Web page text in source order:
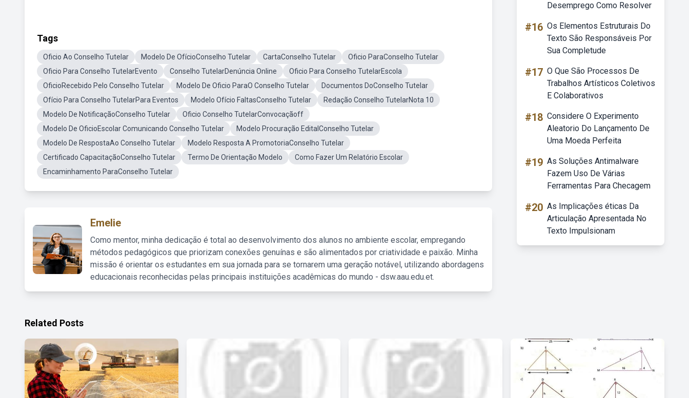
Tags
Oficio Ao Conselho Tutelar Modelo De OfícioConselho Tutelar CartaConselho Tutelar
Oficio ParaConselho Tutelar
Oficio Para Conselho TutelarEvento
Conselho TutelarDenúncia Online
Oficio Para Conselho TutelarEscola
OficioRecebido Pelo Conselho Tutelar
Modelo De Oficio ParaO Conselho Tutelar
Documentos DoConselho Tutelar
Ofício Para Conselho TutelarPara Eventos
Modelo Ofício FaltasConselho Tutelar
Redação Conselho TutelarNota 10
Modelo De NotificaçãoConselho Tutelar
Oficio Conselho TutelarConvocaçãoff
Modelo De OficioEscolar Comunicando Conselho Tutelar
Modelo Procuração EditalConselho Tutelar
Modelo De RespostaAo Conselho Tutelar
Modelo Resposta A PromotoriaConselho Tutelar
Certificado CapacitaçãoConselho Tutelar
Termo De Orientação Modelo
Como Fazer Um Relatório Escolar
Encaminhamento ParaConselho Tutelar
Emelie
Como mentor, minha dedicação é total ao desenvolvimento dos alunos no ambiente escolar, empregando
métodos pedagógicos que priorizam conexões genuínas e são alimentados por criatividade e paixão. Minha
missão é orientar os estudantes em sua jornada para se tornarem uma geração notável, utilizando abordagens
educacionais reconhecidas pelas principais instituições acadêmicas do mundo - dsw.aau.edu.et.
Desemprego Como Resolver
#16 Os Elementos Estruturais Do
Texto São Responsáveis Por
Sua Completude
#17 O Que São Processos De
Trabalhos Artísticos Coletivos
E Colaborativos
#18 Considere O Experimento
Aleatorio Do Lançamento De
Uma Moeda Perfeita
#19 As Soluções Antimalware
Fazem Uso De Várias
Ferramentas Para Checagem
#20 As Implicações éticas Da
Articulação Apresentada No
Texto Impulsionam
Related Posts